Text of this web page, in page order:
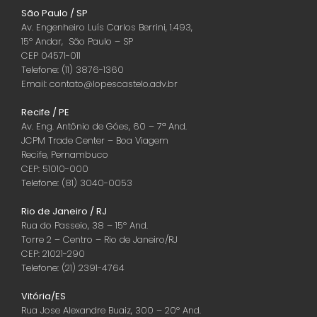
São Paulo / SP
Av. Engenheiro Luís Carlos Berrini, 1.493,
15º Andar, São Paulo – SP
CEP 04571-011
Telefone: (11) 3876-1360
Email: contato@lopescastelo.adv.br
Recife / PE
Av. Eng. Antônio de Góes, 60 – 7ª And.
JCPM Trade Center – Boa Viagem
Recife, Pernambuco
CEP: 51010-000
Telefone: (81) 3040-0053
Rio de Janeiro / RJ
Rua do Passeio, 38 – 15º And.
Torre 2 – Centro – Rio de Janeiro/RJ
CEP: 21021-290
Telefone: (21) 2391-4764
Vitória/ES
Rua Jose Alexandre Buaiz, 300 – 20º And.